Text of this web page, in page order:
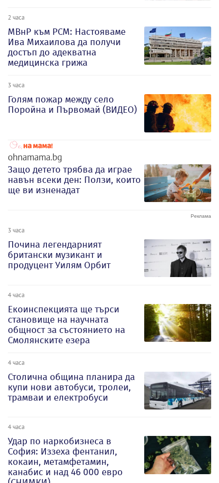
2 часа
МВнР към РСМ: Настояваме
Ива Михаилова да получи
достъп до адекватна
медицинска грижа
3 часа
Голям пожар между село
Поройна и Първомай (ВИДЕО)
ohnamama.bg
Защо детето трябва да играе
навън всеки ден: Ползи, които
ще ви изненадат
3 часа
Почина легендарният
британски музикант и
продуцент Уилям Орбит
4 часа
Екоинспекцията ще търси
становище на научната
общност за състоянието на
Смолянските езера
4 часа
Столична община планира да
купи нови автобуси, тролеи,
трамваи и електробуси
4 часа
Удар по наркобизнеса в
София: Иззеха фентанил,
кокаин, метамфетамин,
канабис и над 46 000 евро